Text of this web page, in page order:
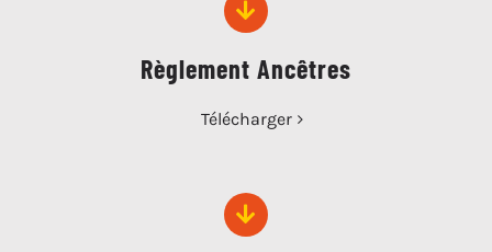
Règlement Ancêtres
Télécharger